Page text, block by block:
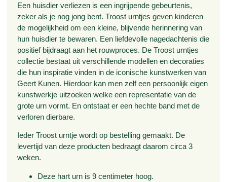
Een huisdier verliezen is een ingrijpende gebeurtenis,
zeker als je nog jong bent. Troost urntjes geven kinderen
de mogelijkheid om een kleine, blijvende herinnering van
hun huisdier te bewaren. Een liefdevolle nagedachtenis die
positief bijdraagt aan het rouwproces. De Troost urntjes
collectie bestaat uit verschillende modellen en decoraties
die hun inspiratie vinden in de iconische kunstwerken van
Geert Kunen. Hierdoor kan men zelf een persoonlijk eigen
kunstwerkje uitzoeken welke een representatie van de
grote urn vormt. En ontstaat er een hechte band met de
verloren dierbare.
Ieder Troost urntje wordt op bestelling gemaakt. De
levertijd van deze producten bedraagt daarom circa 3
weken.
Deze hart urn is 9 centimeter hoog.